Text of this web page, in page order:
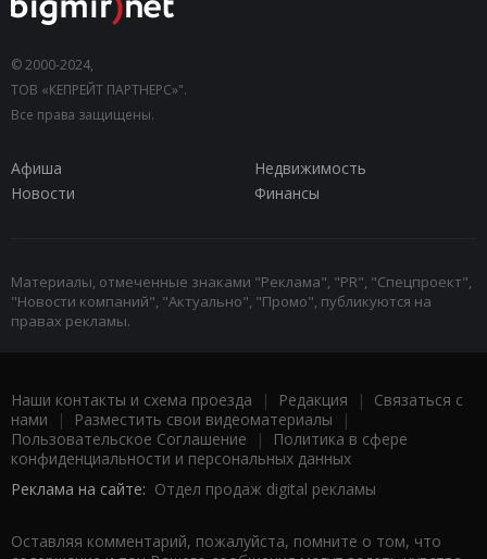
© 2000-2024,
ТОВ «КЕПРЕЙТ ПАРТНЕРС»".
Все права защищены.
Афиша
Недвижимость
Новости
Финансы
Материалы, отмеченные знаками "Реклама", "PR", "Спецпроект",
"Новости компаний", "Актуально", "Промо", публикуются на
правах рекламы.
Наши контакты и схема проезда | Редакция | Связаться с
нами | Разместить свои видеоматериалы |
Пользовательское Соглашение |
Политика в сфере
конфиденциальности и персональных данных
Реклама на сайте: Отдел продаж digital рекламы
Оставляя комментарий, пожалуйста, помните о том, что